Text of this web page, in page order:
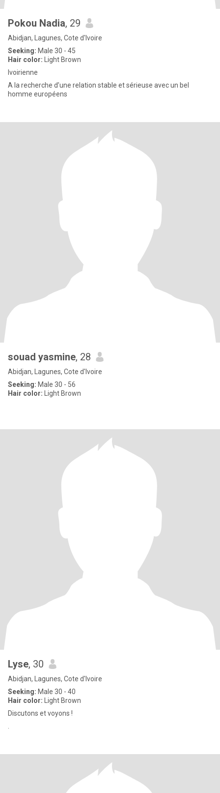
Pokou Nadia, 29
Abidjan, Lagunes, Cote d'Ivoire
Seeking: Male 30 - 45
Hair color: Light Brown
Ivoirienne
A la recherche d’une relation stable et sérieuse avec un bel
homme européens
souad yasmine, 28
Abidjan, Lagunes, Cote d'Ivoire
Seeking: Male 30 - 56
Hair color: Light Brown
Lyse, 30
Abidjan, Lagunes, Cote d'Ivoire
Seeking: Male 30 - 40
Hair color: Light Brown
Discutons et voyons !